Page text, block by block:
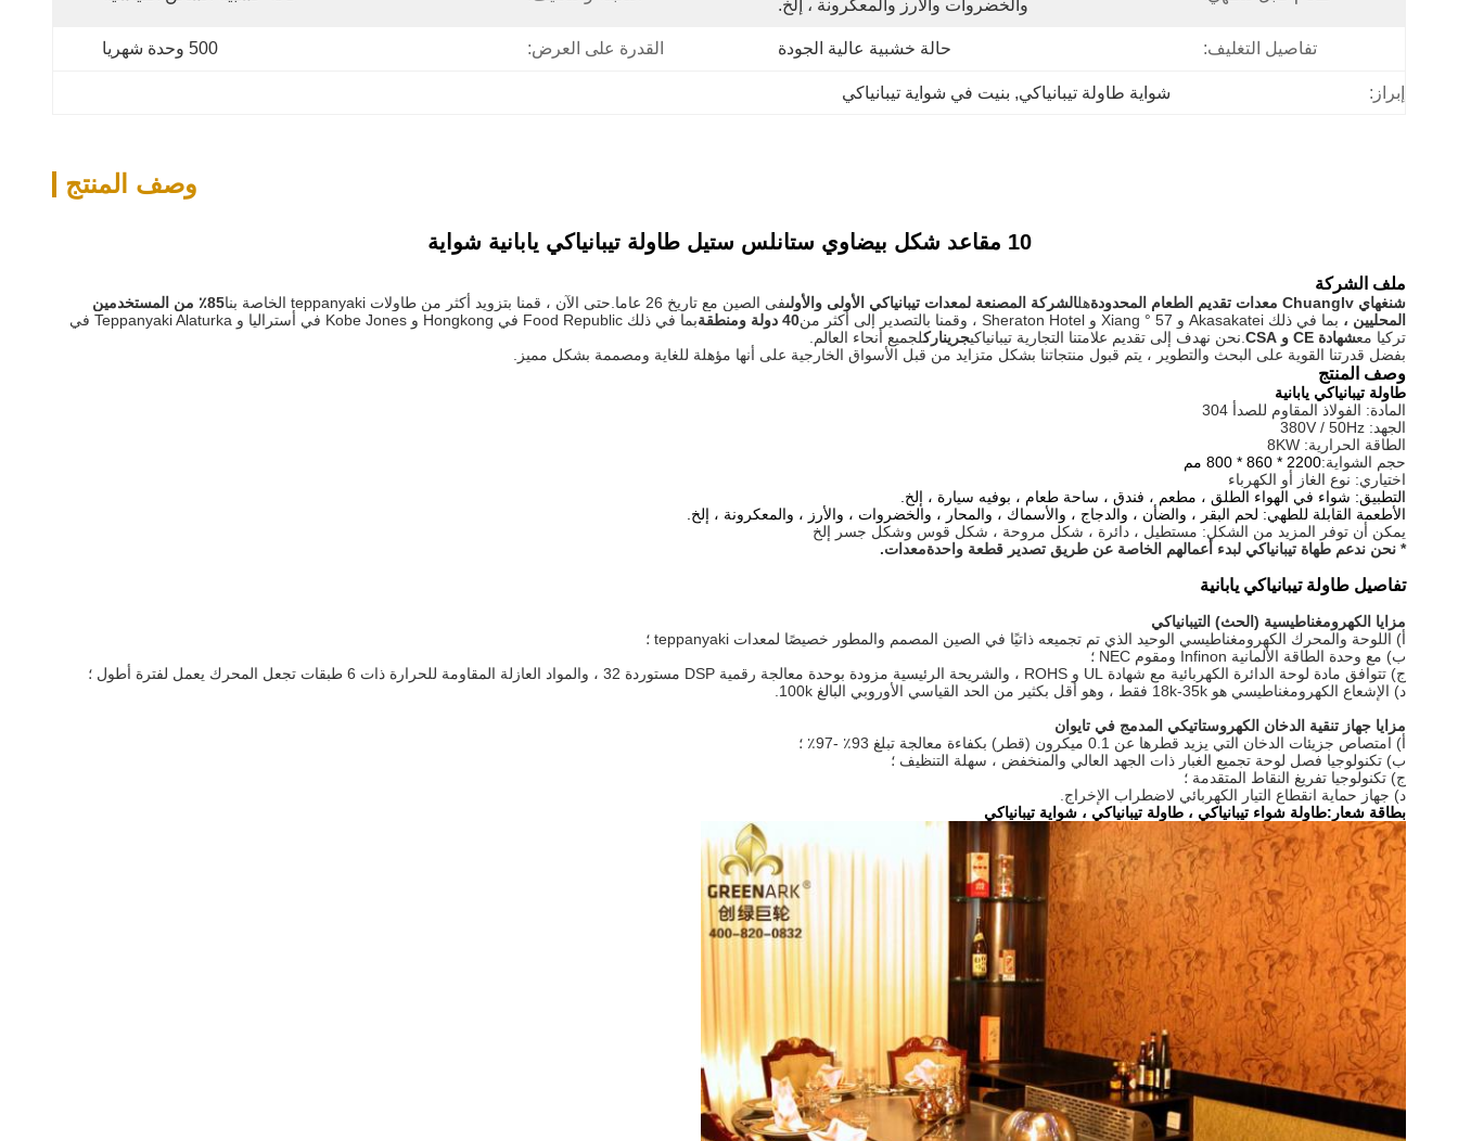
والخضروات والأرز والمعكرونة ، إلخ.
تفاصيل التغليف: حالة خشبية عالية الجودة القدرة على العرض: 500 وحدة شهريا
إبراز: شواية طاولة تيبانياكي, بنيت في شواية تيبانياكي
وصف المنتج
10 مقاعد شكل بيضاوي ستانلس ستيل طاولة تيبانياكي يابانية شواية
ملف الشركة
شنغهاي Chuanglv معدات تقديم الطعام المحدودة هلالشركة المصنعة لمعدات تيبانياكي الأولى والأولىفى الصين مع تاريخ 26 عاما. حتى الآن ، قمنا بتزويد أكثر من طاولات teppanyaki الخاصة بنا 85٪ من المستخدمين
المحليين ، بما في ذلك Akasakatei و 57 ° Xiang و Sheraton Hotel ، وقمنا بالتصدير إلى أكثر من 40 دولة ومنطقة
بما في ذلك Food Republic في Hongkong و Kobe Jones في أستراليا و Teppanyaki Alaturka في
تركيا معشهادة CE و CSA .نحن نهدف إلى تقديم علامتنا التجارية تيبانياكيجريناركلجميع أنحاء العالم.
بفضل قدرتنا القوية على البحث والتطوير ، يتم قبول منتجاتنا بشكل متزايد من قبل الأسواق الخارجية على أنها مؤهلة للغاية ومصممة بشكل مميز.
وصف المنتج
طاولة تيبانياكي يابانية
المادة: الفولاذ المقاوم للصدأ 304
الجهد: 380V / 50Hz
الطاقة الحرارية: 8KW
حجم الشواية:2200 * 860 * 800 مم
اختياري: نوع الغاز أو الكهرباء
التطبيق: شواء في الهواء الطلق ، مطعم ، فندق ، ساحة طعام ، بوفيه سيارة ، إلخ.
الأطعمة القابلة للطهي: لحم البقر ، والضأن ، والدجاج ، والأسماك ، والمحار ، والخضروات ، والأرز ، والمعكرونة ، إلخ.
يمكن أن توفر المزيد من الشكل: مستطيل ، دائرة ، شكل مروحة ، شكل قوس وشكل جسر إلخ
* نحن ندعم طهاة تيبانياكي لبدء أعمالهم الخاصة عن طريق تصدير قطعة واحدةمعدات.
تفاصيل طاولة تيبانياكي يابانية
مزايا الكهرومغناطيسية (الحث) التيبانياكي
أ) اللوحة والمحرك الكهرومغناطيسي الوحيد الذي تم تجميعه ذاتيًا في الصين المصمم والمطور خصيصًا لمعدات teppanyaki ؛
ب) مع وحدة الطاقة الألمانية Infinon ومقوم NEC ؛
ج) تتوافق مادة لوحة الدائرة الكهربائية مع شهادة UL و ROHS ، والشريحة الرئيسية مزودة بوحدة معالجة رقمية DSP مستوردة 32 ، والمواد العازلة المقاومة للحرارة ذات 6 طبقات تجعل المحرك يعمل لفترة أطول ؛
د) الإشعاع الكهرومغناطيسي هو 18k-35k فقط ، وهو أقل بكثير من الحد القياسي الأوروبي البالغ 100k.
مزايا جهاز تنقية الدخان الكهروستاتيكي المدمج في تايوان
أ) امتصاص جزيئات الدخان التي يزيد قطرها عن 0.1 ميكرون (قطر) بكفاءة معالجة تبلغ 93٪ -97٪ ؛
ب) تكنولوجيا فصل لوحة تجميع الغبار ذات الجهد العالي والمنخفض ، سهلة التنظيف ؛
ج) تكنولوجيا تفريغ النقاط المتقدمة ؛
د) جهاز حماية انقطاع التيار الكهربائي لاضطراب الإخراج.
بطاقة شعار:طاولة شواء تيبانياكي ، طاولة تيبانياكي ، شواية تيبانياكي